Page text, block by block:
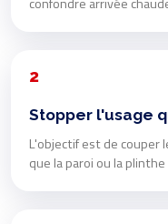
2
Stopper l'usage
L'objectif est de couper
que la paroi ou la